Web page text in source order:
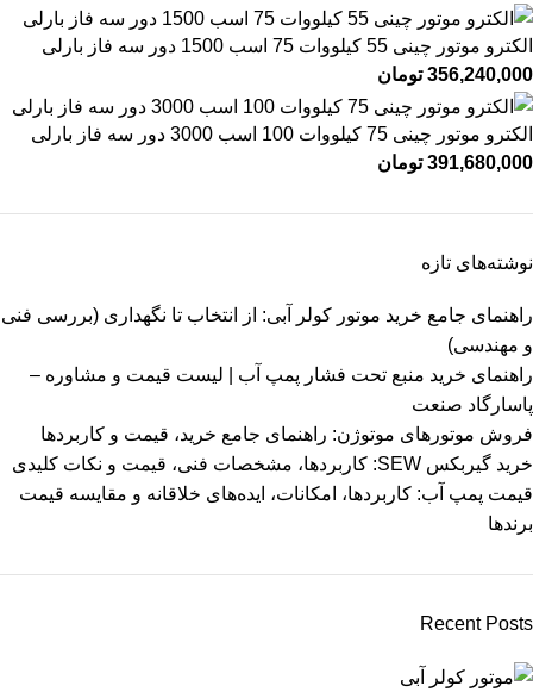
الکترو موتور چینی 55 کیلووات 75 اسب 1500 دور سه فاز بارلی
356,240,000 تومان
الکترو موتور چینی 75 کیلووات 100 اسب 3000 دور سه فاز بارلی
391,680,000 تومان
نوشته‌های تازه
راهنمای جامع خرید موتور کولر آبی: از انتخاب تا نگهداری (بررسی فنی
و مهندسی)
راهنمای خرید منبع تحت فشار پمپ آب | لیست قیمت و مشاوره –
پاسارگاد صنعت
فروش موتورهای موتوژن: راهنمای جامع خرید، قیمت و کاربردها
خرید گیربکس SEW: کاربردها، مشخصات فنی، قیمت و نکات کلیدی
قیمت پمپ آب: کاربردها، امکانات، ایده‌های خلاقانه و مقایسه قیمت
برندها
Recent Posts